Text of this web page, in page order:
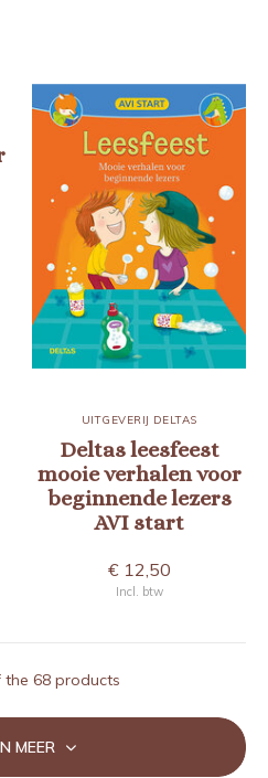
UITGEVERIJ DELTAS
Deltas leesfeest
mooie verhalen voor
beginnende lezers
AVI start
€ 12,50
Incl. btw
the 68 products
MEER